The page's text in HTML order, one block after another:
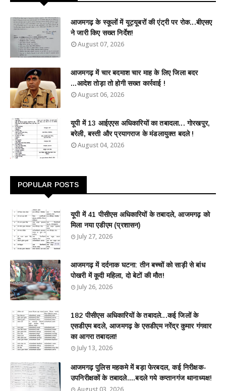
आजमगढ़ के स्कूलों में यूट्यूबरों की एंट्री पर रोक...बीएसए
ने जारी किए सख्त निर्देश!
August 07, 2026
आजमगढ़ में चार बदमाश चार माह के लिए जिला बदर
...आदेश तोड़ा तो होगी सख्त कार्रवाई !
August 06, 2026
यूपी में 13 आईएएस अधिकारियों का तबादला... गोरखपुर,
बरेली, बस्ती और प्रयागराज के मंडलायुक्त बदले !
August 04, 2026
POPULAR POSTS
यूपी में 41 पीसीएस अधिकारियों के तबादले, आजमगढ़ को
मिला नया एडीएम (प्रशासन)
July 27, 2026
आजमगढ़ में दर्दनाक घटना: तीन बच्चों को साड़ी से बांध
पोखरी में कूदी महिला, दो बेटों की मौत!
July 26, 2026
182 पीसीएस अधिकारियों के तबादले...कई जिलों के
एसडीएम बदले, आजमगढ़ के एसडीएम नरेंद्र कुमार गंगवार
का आगरा तबादला!
July 13, 2026
आजमगढ़ पुलिस महकमे में बड़ा फेरबदल, कई निरीक्षक-
उपनिरीक्षकों के तबादले....बदले गये कप्तानगंज थानाध्यक्ष!
August 03, 2026